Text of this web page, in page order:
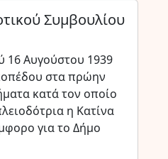
Συμβουλίου
16 Αυγούστου 1939
στα πρώην
κατά τον οποίο
η Κατίνα
για το Δήμο